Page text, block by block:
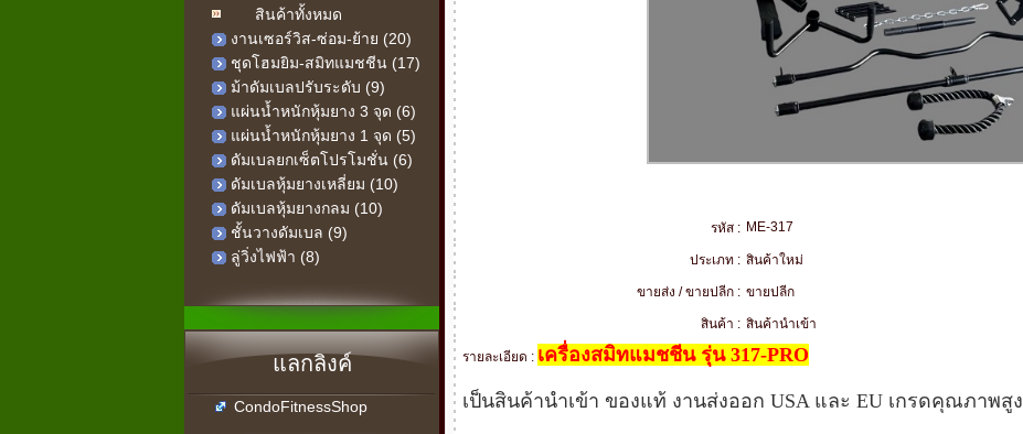
สินค้าทั้งหมด
งานเซอร์วิส-ซ่อม-ย้าย (20)
ชุดโฮมยิม-สมิทแมชชีน (17)
ม้าดัมเบลปรับระดับ (9)
แผ่นน้ำหนักหุ้มยาง 3 จุด (6)
แผ่นน้ำหนักหุ้มยาง 1 จุด (5)
ดัมเบลยกเซ็ตโปรโมชั่น (6)
ดัมเบลหุ้มยางเหลี่ยม (10)
ดัมเบลหุ้มยางกลม (10)
ชั้นวางดัมเบล (9)
ลู่วิ่งไฟฟ้า (8)
แลกลิงค์
CondoFitnessShop
รหัส : ME-317
ประเภท : สินค้าใหม่
ขายส่ง / ขายปลีก : ขายปลีก
สินค้า : สินค้านำเข้า
รายละเอียด : เครื่องสมิทแมชชีน รุ่น 317-PRO
เป็นสินค้านำเข้า ของแท้ งานส่งออก USA และ EU เกรดคุณภาพสูง